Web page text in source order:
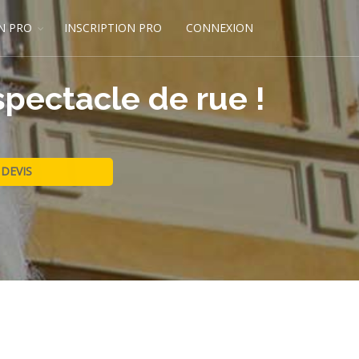
PRO INSCRIPTION PRO CONNEXION
de rue !